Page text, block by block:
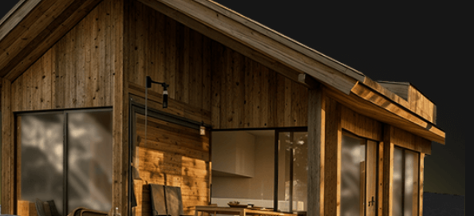
ПРАЙС-ЛИСТЫ
О КОМПАНИИ
КОНТАКТЫ
Архангельская обл., Вельский район,
п. Аргуновский, ул. Заозерская д. 6А,
165111
НОМЕРА ТЕЛЕФОНОВ
+7 (921) 2967427
+7 (81836) 6-62-02
+7 (81836) 6-62-03
ПОЧТА
proton@protonvelsk.ru